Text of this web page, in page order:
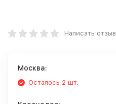
Написать отзыв
Москва:
Осталось 2 шт.